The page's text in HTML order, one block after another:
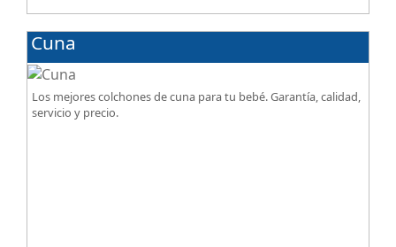
Cuna
Los mejores colchones de cuna para tu bebé. Garantía, calidad,
servicio y precio.